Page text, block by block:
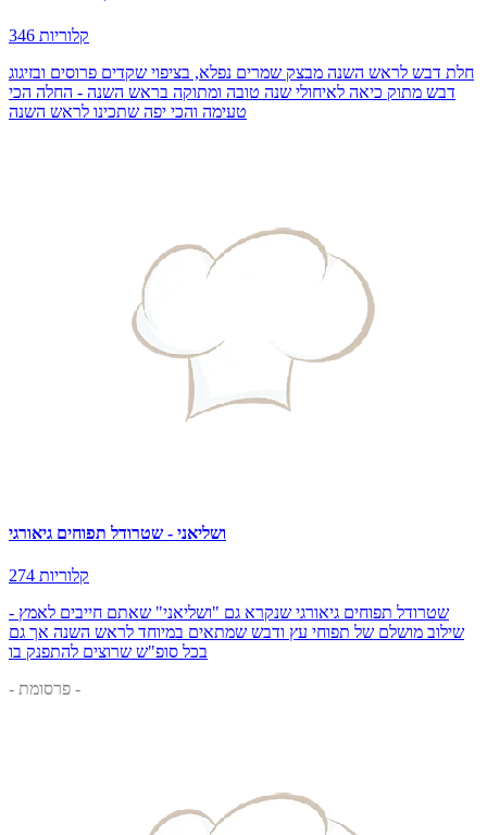
346 קלוריות
חלת דבש לראש השנה מבצק שמרים נפלא, בציפוי שקדים פרוסים ובזיגוג
דבש מתוק כיאה לאיחולי שנה טובה ומתוקה בראש השנה - החלה הכי
טעימה והכי יפה שתכינו לראש השנה
ושליאני - שטרודל תפוחים גיאורגי
274 קלוריות
שטרודל תפוחים גיאורגי שנקרא גם "ושליאני" שאתם חייבים לאמץ -
שילוב מושלם של תפוחי עץ ודבש שמתאים במיוחד לראש השנה אך גם
בכל סופ"ש שרוצים להתפנק בו
- פרסומת -